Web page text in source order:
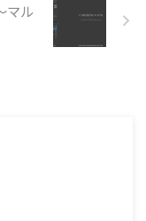
マル